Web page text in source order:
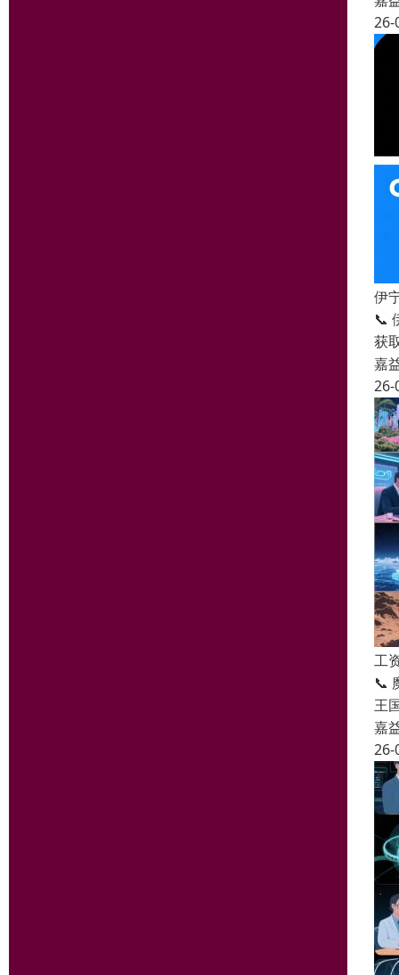
26-
伊
📞
获
嘉
26-
工
📞
王
嘉
26-